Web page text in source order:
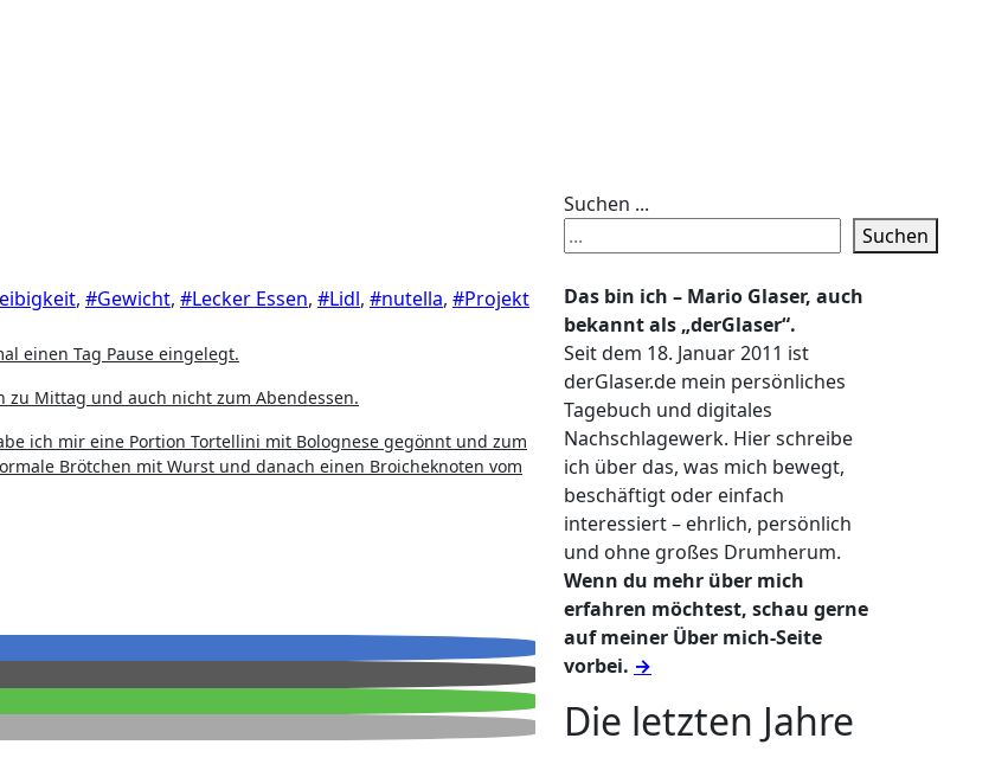
, #Gewicht, #Lecker Essen, #Lidl, #nutella, #Projekt
einen Tag Pause eingelegt.
zu Mittag und auch nicht zum Abendessen.
ich mir eine Portion Tortellini mit Bolognese gegönnt und zum
Brötchen mit Wurst und danach einen Broicheknoten vom
Suchen ...
Suchen
Das bin ich – Mario Glaser, auch
bekannt als „derGlaser“.
Seit dem 18. Januar 2011 ist
derGlaser.de mein persönliches
Tagebuch und digitales
Nachschlagewerk. Hier schreibe
ich über das, was mich bewegt,
beschäftigt oder einfach
interessiert – ehrlich, persönlich
und ohne großes Drumherum.
Wenn du mehr über mich
erfahren möchtest, schau gerne
auf meiner Über mich-Seite
vorbei. →
Die letzten Jahre